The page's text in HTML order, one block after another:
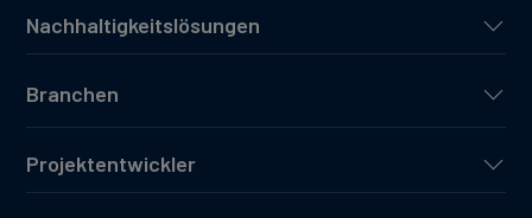
Nachhaltigkeitslösungen
Branchen
Projektentwickler